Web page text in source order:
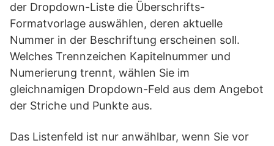
der Dropdown-Liste die Überschrifts-
Formatvorlage auswählen, deren aktuelle
Nummer in der Beschriftung erscheinen soll.
Welches Trennzeichen Kapitelnummer und
Numerierung trennt, wählen Sie im
gleichnamigen Dropdown-Feld aus dem Angebot
der Striche und Punkte aus.
Das Listenfeld ist nur anwählbar, wenn Sie vor